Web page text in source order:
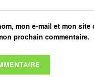
mon e-mail et mon site
prochain commentaire.